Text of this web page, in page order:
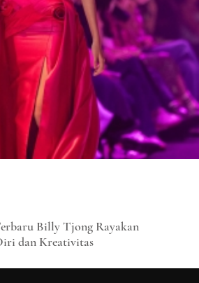
Billy Tjong Rayakan
dan Kreativitas